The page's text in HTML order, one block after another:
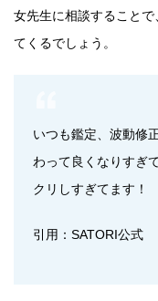
女先生に相談すること
てくるでしょう。
いつも鑑定、波動修
わって良くなりすぎ
クリしすぎてます！
引用：SATORI公式